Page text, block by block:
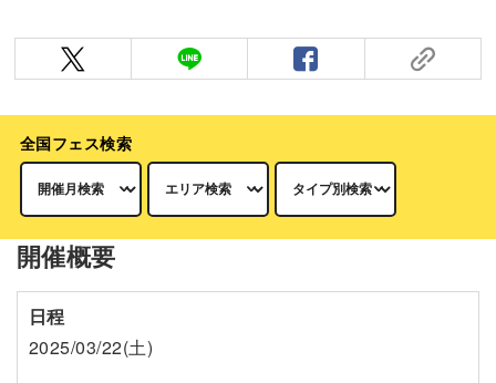
全国フェス検索
開催概要
日程
2025/03/22(土)